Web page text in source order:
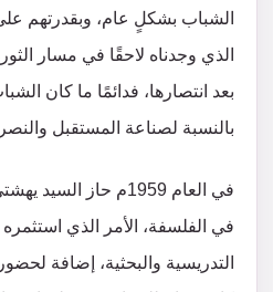
الشباب بشكلٍ عام، وبقدرتهم
الذي وجدناه لاحقًا في مسار
بعد انتصارها، فدائمًا ما كان
بالنسبة لصناعة المستقبل
في العام 1959م حاز
في الفلسفة، الأمر الذي
التدريسية والبحثية، إضافة